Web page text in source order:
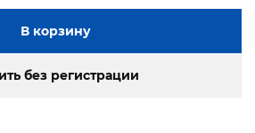
В корзину
без регистрации